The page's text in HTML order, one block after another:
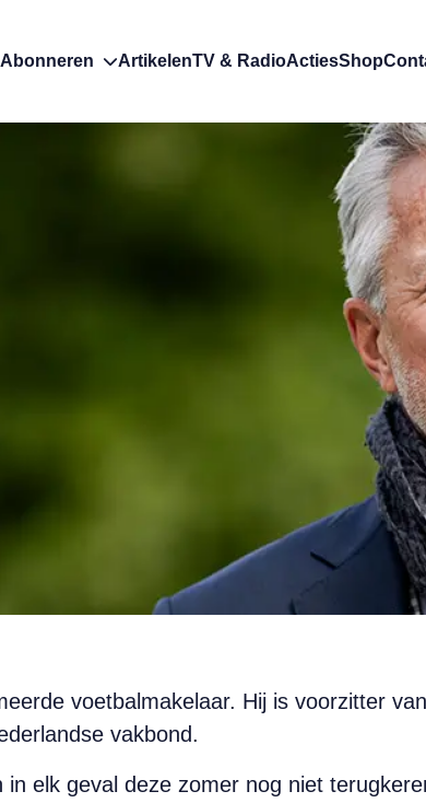
Abonneren ArtikelenTV & RadioActiesShop
voetbalmakelaar. Hij is voorzitter
vakbond.
elk geval deze zomer nog niet